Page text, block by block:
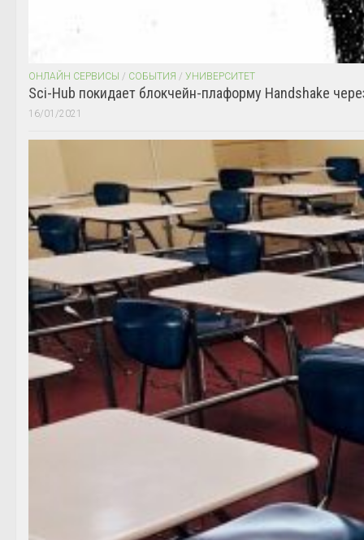
ОНЛАЙН СЕРВИСЫ / СОБЫТИЯ / УНИВЕРСИТЕТ
Sci-Hub покидает блокчейн-плаформу Handshake
16/01/2021